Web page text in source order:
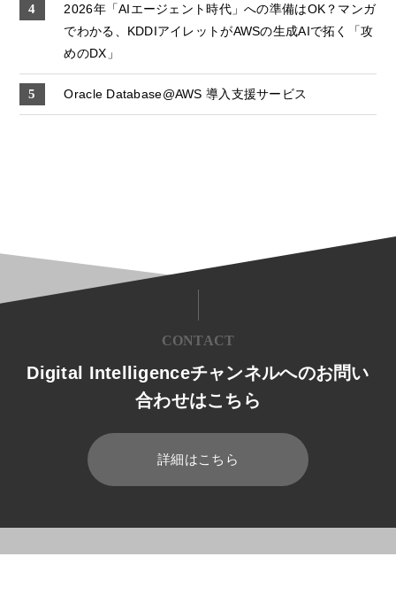
2026年「AIエージェント時代」への準備はOK？マンガ
でわかる、KDDIアイレットがAWSの生成AIで拓く「攻
めのDX」
Oracle Database@AWS 導入支援サービス
CONTACT
Digital Intelligenceチャンネルへのお問い
合わせはこちら
詳細はこちら